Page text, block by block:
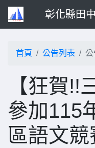
彰化縣田
首頁 公告列表
【狂賀!!
參加115
區語文競